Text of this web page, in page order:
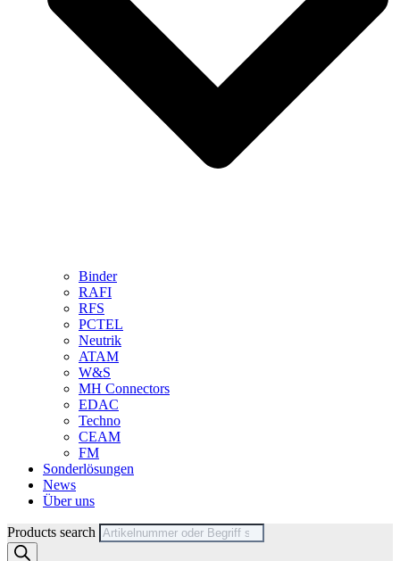
Binder
RAFI
RFS
PCTEL
Neutrik
ATAM
W&S
MH Connectors
EDAC
Techno
CEAM
FM
Sonderlösungen
News
Über uns
Products search